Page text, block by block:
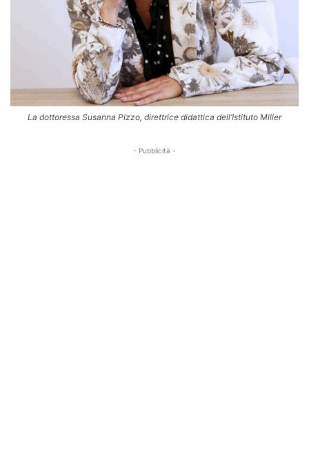
La dottoressa Susanna Pizzo, direttrice didattica dell’Istituto Miller
- Pubblicità -